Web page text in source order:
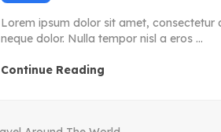
Lorem ipsum dolor sit amet, consectetur
neque dolor. Nulla tempor nisl a eros ...
Continue Reading